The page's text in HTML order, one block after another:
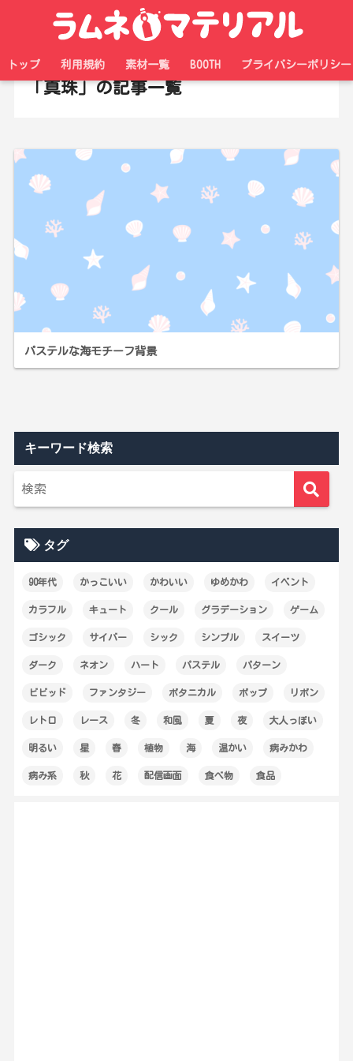
トップ 利用規約 素材一覧 BOOTH プライバシーポリシー
「真珠」の記事一覧
パステルな海モチーフ背景
キーワード検索
タグ
90年代 かっこいい かわいい ゆめかわ イベント
カラフル キュート クール グラデーション ゲーム
ゴシック サイバー シック シンプル スイーツ
ダーク ネオン ハート パステル パターン
ビビッド ファンタジー ボタニカル ポップ リボン
レトロ レース 冬 和風 夏 夜 大人っぽい
明るい 星 春 植物 海 温かい 病みかわ
病み系 秋 花 配信画面 食べ物 食品